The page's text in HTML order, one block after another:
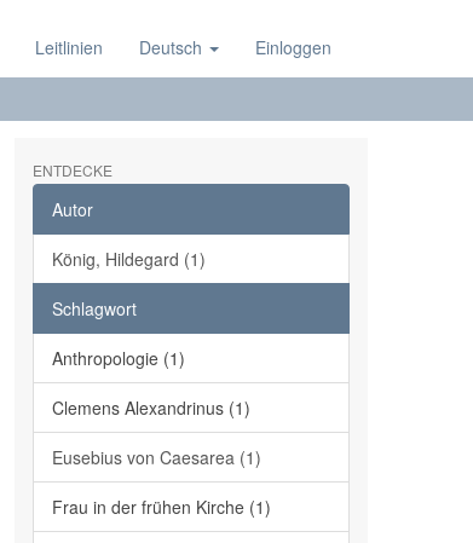
Leitlinien Deutsch Einloggen
ENTDECKE
Autor
König, Hildegard (1)
Schlagwort
Anthropologie (1)
Clemens Alexandrinus (1)
Eusebius von Caesarea (1)
Frau in der frühen Kirche (1)